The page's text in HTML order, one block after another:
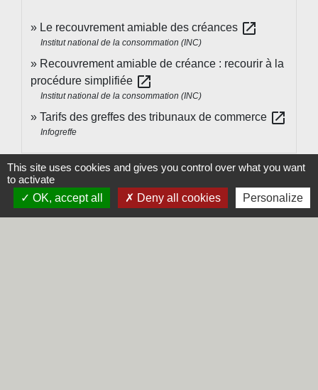
Le recouvrement amiable des créances open_in_new
Institut national de la consommation (INC)
Recouvrement amiable de créance : recourir à la
procédure simplifiée open_in_new
Institut national de la consommation (INC)
Tarifs des greffes des tribunaux de commerce open_in_new
Infogreffe
Signaler une erreur sur cette page
This site uses cookies and gives you control over what you want
to activate
OK, accept all
Deny all cookies Personalize